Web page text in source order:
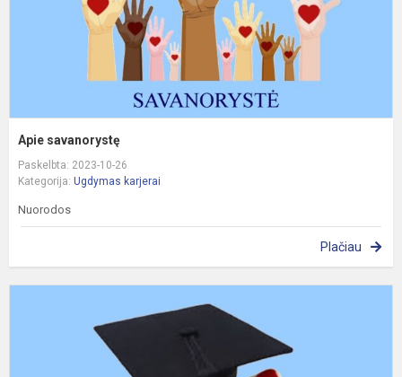
Apie savanorystę
Paskelbta: 2023-10-26
Kategorija: Ugdymas karjerai
Nuorodos
Plačiau